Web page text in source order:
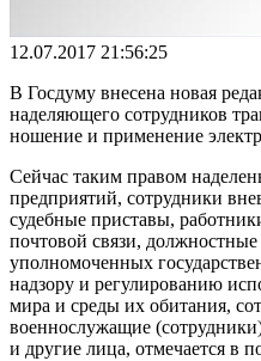
12.07.2017 21:56:25
В Госдуму внесена новая
наделяющего сотрудников
ношение и применение
Сейчас таким правом
предприятий, сотрудники
судебные приставы,
почтовой связи,
уполномоченных
надзору и регулированию
мира и среды их обитания,
военнослужащие
и другие лица, отмечается в